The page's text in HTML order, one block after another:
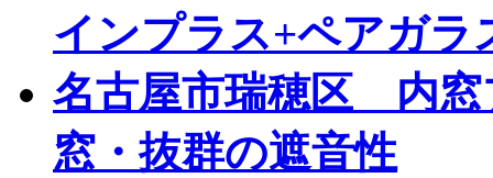
インプラス+ペアガラ
名古屋市瑞穂区 内
窓・抜群の遮音性